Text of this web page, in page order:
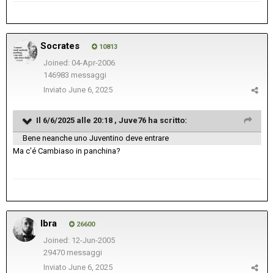
Socrates 10813
Joined: 04-Apr-2006
146983 messaggi
Inviato June 6, 2025
Il 6/6/2025 alle 20:18 , Juve76 ha scritto:
Bene neanche uno Juventino deve entrare
Ma c'é Cambiaso in panchina?
Ibra 26600
Joined: 12-Jun-2005
29470 messaggi
Inviato June 6, 2025